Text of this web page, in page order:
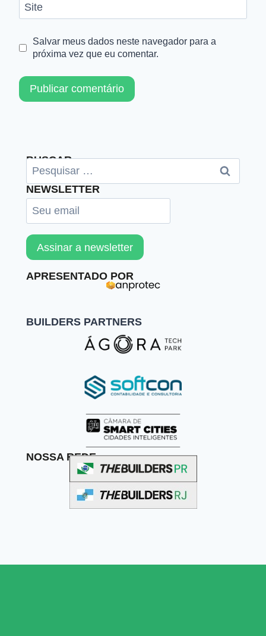
Site
Salvar meus dados neste navegador para a
próxima vez que eu comentar.
BUSCAR
NEWSLETTER
APRESENTADO POR
BUILDERS PARTNERS
NOSSA REDE